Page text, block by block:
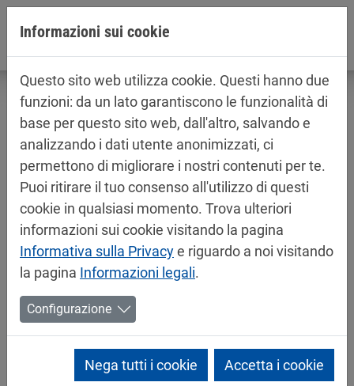
Jump directly to main navigation
Jump directly to content
Informazioni sul prodotto / schede di
sicurezza
Vernici per automobile
Mipa P 20
Reparatur-Set a
Informazioni sui cookie
Questo sito web utilizza cookie. Questi hanno due
funzioni: da un lato garantiscono le funzionalità di
base per questo sito web, dall'altro, salvando e
analizzando i dati utente anonimizzati, ci
permettono di migliorare i nostri contenuti per te.
Puoi ritirare il tuo consenso all'utilizzo di questi
cookie in qualsiasi momento. Trova ulteriori
informazioni sui cookie visitando la pagina
Informativa sulla Privacye riguardo a noi visitando
la pagina Informazioni legali.
Configurazione
Nega tutti i cookie Accetta i cookie